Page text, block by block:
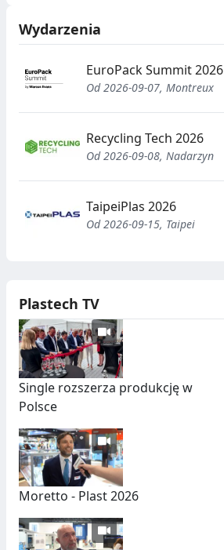
Wydarzenia
EuroPack Summit 2026
Od 2026-09-07, Montreux
Recycling Tech 2026
Od 2026-09-08, Nadarzyn
TaipeiPlas 2026
Od 2026-09-15, Taipei
Plastech TV
Single rozszerza produkcję w
Polsce
Moretto - Plast 2026